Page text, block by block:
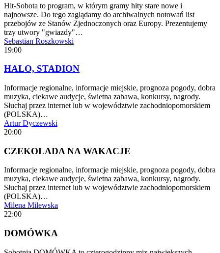
Hit-Sobota to program, w którym gramy hity stare nowe i
najnowsze. Do tego zaglądamy do archiwalnych notowań list
przebojów ze Stanów Zjednoczonych oraz Europy. Prezentujemy
trzy utwory "gwiazdy"…
Sebastian Roszkowski
19:00
HALO, STADION
Informacje regionalne, informacje miejskie, prognoza pogody, dobra
muzyka, ciekawe audycje, świetna zabawa, konkursy, nagrody.
Słuchaj przez internet lub w województwie zachodniopomorskiem
(POLSKA)…
Artur Dyczewski
20:00
CZEKOLADA NA WAKACJE
Informacje regionalne, informacje miejskie, prognoza pogody, dobra
muzyka, ciekawe audycje, świetna zabawa, konkursy, nagrody.
Słuchaj przez internet lub w województwie zachodniopomorskiem
(POLSKA)…
Milena Milewska
22:00
DOMÓWKA